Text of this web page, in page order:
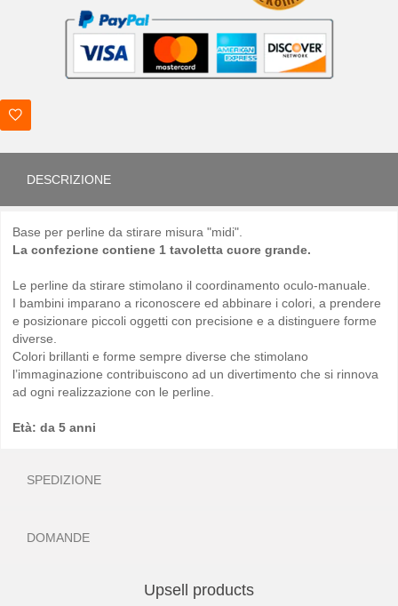
DESCRIZIONE
Base per perline da stirare misura "midi".
La confezione contiene 1 tavoletta cuore grande.
Le perline da stirare stimolano il coordinamento oculo-manuale.
I bambini imparano a riconoscere ed abbinare i colori, a prendere
e posizionare piccoli oggetti con precisione e a distinguere forme
diverse.
Colori brillanti e forme sempre diverse che stimolano
l’immaginazione contribuiscono ad un divertimento che si rinnova
ad ogni realizzazione con le perline.
Età: da 5 anni
SPEDIZIONE
DOMANDE
Upsell products